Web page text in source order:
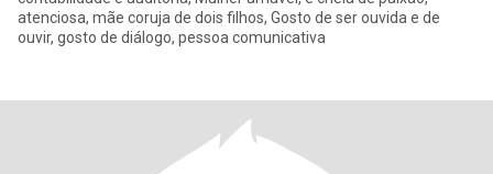
atenciosa, mãe coruja de dois filhos, Gosto de ser ouvida e de
ouvir, gosto de diálogo, pessoa comunicativa